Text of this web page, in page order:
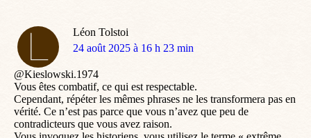
Léon Tolstoi
dit
24 août 2025 à 16 h 23 min
@Kieslowski.1974
Vous êtes combatif, ce qui est respectable.
Cependant, répéter les mêmes phrases ne les transformera pas en
vérité. Ce n’est pas parce que vous n’avez que peu de
contradicteurs que vous avez raison.